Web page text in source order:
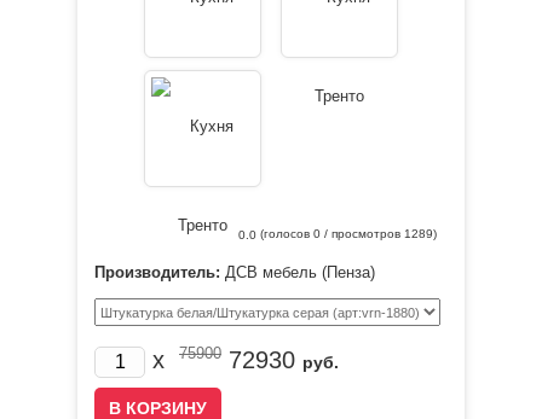
0.0 (голосов 0 / просмотров 1289)
Производитель: ДСВ мебель (Пенза)
x 75900 72930 руб.